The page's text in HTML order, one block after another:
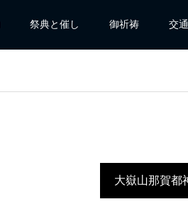
祭典と催し 御祈祷 交
大嶽山那賀都